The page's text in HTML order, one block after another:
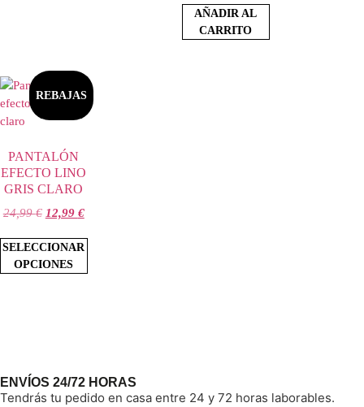
AÑADIR AL
CARRITO
REBAJAS
PANTALÓN
EFECTO LINO
GRIS CLARO
24,99€ 12,99 €
SELECCIONAR
OPCIONES
ENVÍOS 24/72 HORAS
Tendrás tu pedido en casa entre 24 y 72 horas laborables.